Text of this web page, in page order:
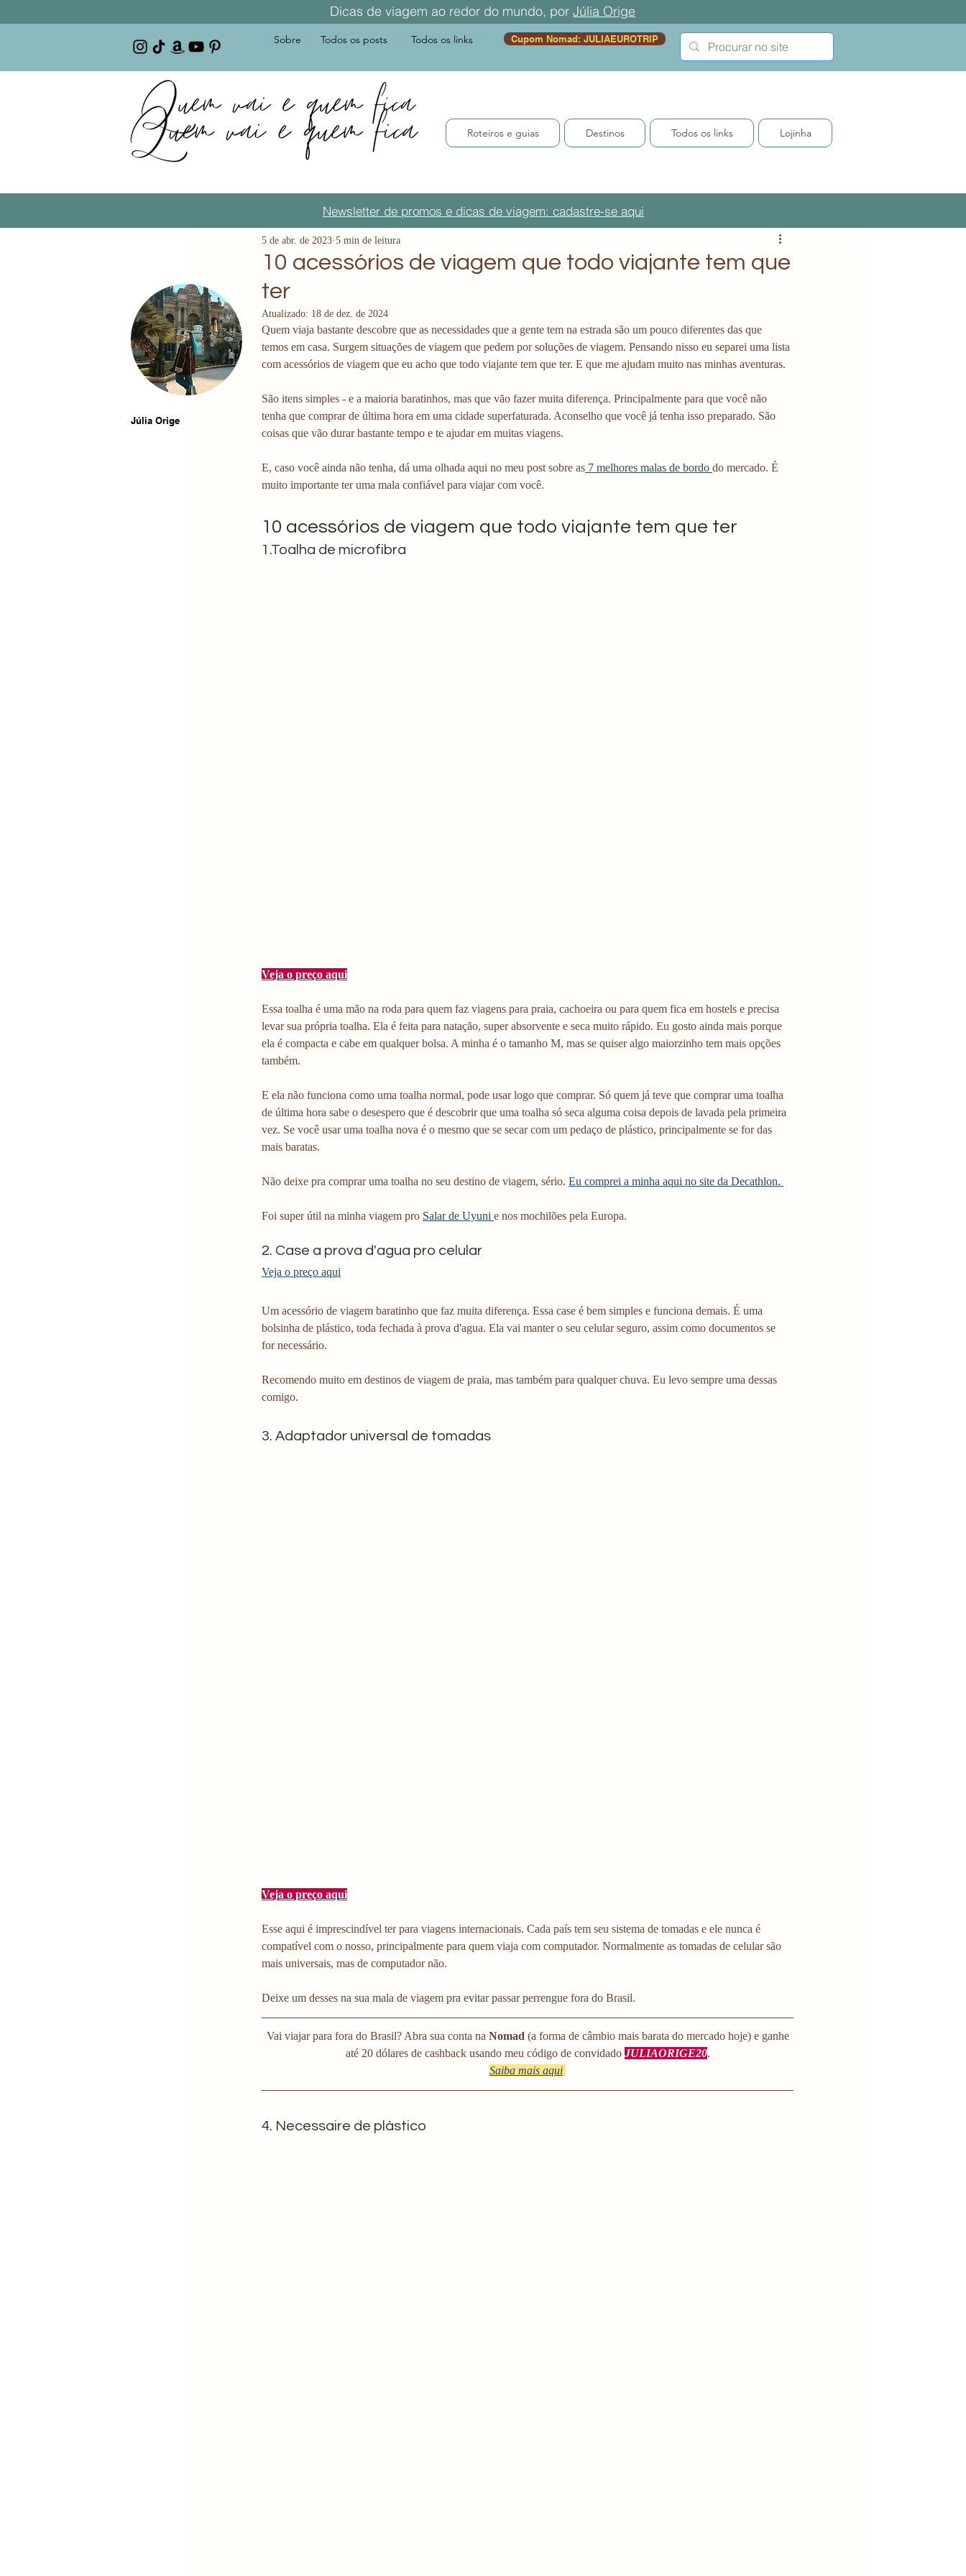
Dicas de viagem ao redor do mundo, por Júlia Orige
Sobre Todos os posts Todos os links Cupom Nomad: JULIAEUROTRIP
Roteiros e guias Destinos Todos os links Lojinha
Newsletter de promos e dicas de viagem: cadastre-se aqui
10 acessórios de viagem que todo viajante tem que
ter
5 de abr. de 2023 5 min de leitura
Atualizado: 18 de dez. de 2024
Quem viaja bastante descobre que as necessidades que a gente tem na estrada são um pouco diferentes das que
temos em casa. Surgem situações de viagem que pedem por soluções de viagem. Pensando nisso eu separei uma lista
com acessórios de viagem que eu acho que todo viajante tem que ter. E que me ajudam muito nas minhas aventuras.
São itens simples - e a maioria baratinhos, mas que vão fazer muita diferença. Principalmente para que você não
tenha que comprar de última hora em uma cidade superfaturada. Aconselho que você já tenha isso preparado. São
coisas que vão durar bastante tempo e te ajudar em muitas viagens.
E, caso você ainda não tenha, dá uma olhada aqui no meu post sobre as 7 melhores malas de bordo do mercado. É
muito importante ter uma mala confiável para viajar com você.
10 acessórios de viagem que todo viajante tem que ter
1.Toalha de microfibra
Veja o preço aqui
Essa toalha é uma mão na roda para quem faz viagens para praia, cachoeira ou para quem fica em hostels e precisa
levar sua própria toalha. Ela é feita para natação, super absorvente e seca muito rápido. Eu gosto ainda mais porque
ela é compacta e cabe em qualquer bolsa. A minha é o tamanho M, mas se quiser algo maiorzinho tem mais opções
também.
E ela não funciona como uma toalha normal, pode usar logo que comprar. Só quem já teve que comprar uma toalha
de última hora sabe o desespero que é descobrir que uma toalha só seca alguma coisa depois de lavada pela primeira
vez. Se você usar uma toalha nova é o mesmo que se secar com um pedaço de plástico, principalmente se for das
mais baratas.
Não deixe pra comprar uma toalha no seu destino de viagem, sério. Eu comprei a minha aqui no site da Decathlon.
Foi super útil na minha viagem pro Salar de Uyuni e nos mochilões pela Europa.
2. Case a prova d'agua pro celular
Veja o preço aqui
Um acessório de viagem baratinho que faz muita diferença. Essa case é bem simples e funciona demais. É uma
bolsinha de plástico, toda fechada à prova d'agua. Ela vai manter o seu celular seguro, assim como documentos se
for necessário.
Recomendo muito em destinos de viagem de praia, mas também para qualquer chuva. Eu levo sempre uma dessas
comigo.
3. Adaptador universal de tomadas
Veja o preço aqui
Esse aqui é imprescindível ter para viagens internacionais. Cada país tem seu sistema de tomadas e ele nunca é
compatível com o nosso, principalmente para quem viaja com computador. Normalmente as tomadas de celular são
mais universais, mas de computador não.
Deixe um desses na sua mala de viagem pra evitar passar perrengue fora do Brasil.
Vai viajar para fora do Brasil? Abra sua conta na Nomad (a forma de câmbio mais barata do mercado hoje) e ganhe
até 20 dólares de cashback usando meu código de convidado JULIAORIGE20.
Saiba mais aqui
4. Necessaire de plástico
Júlia Orige